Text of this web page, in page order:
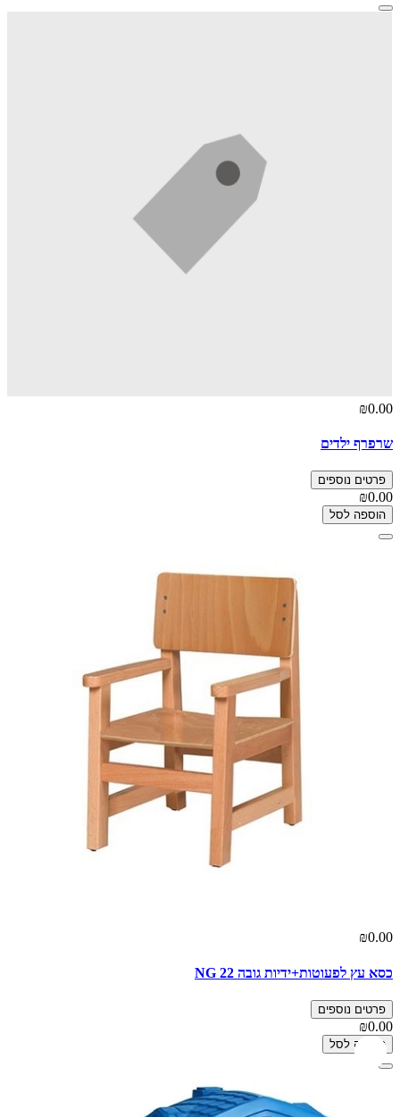
₪0.00
שרפרף ילדים
פרטים נוספים
₪0.00
הוספה לסל
₪0.00
כסא עץ לפעוטות+ידיות גובה 22 NG
פרטים נוספים
₪0.00
הוספה לסל